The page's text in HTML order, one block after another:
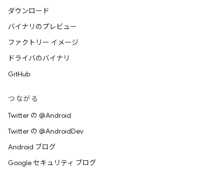
ダウンロード
バイナリのプレビュー
ファクトリー イメージ
ドライバのバイナリ
GitHub
つながる
Twitter の @Android
Twitter の @AndroidDev
Android ブログ
Google セキュリティ ブログ